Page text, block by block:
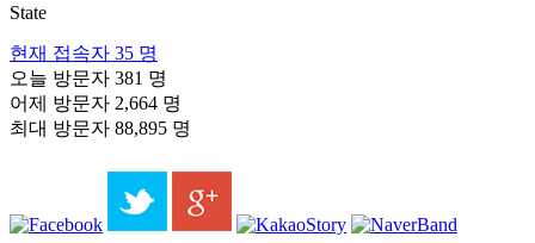
State
현재 접속자 35 명
오늘 방문자 381 명
어제 방문자 2,664 명
최대 방문자 88,895 명